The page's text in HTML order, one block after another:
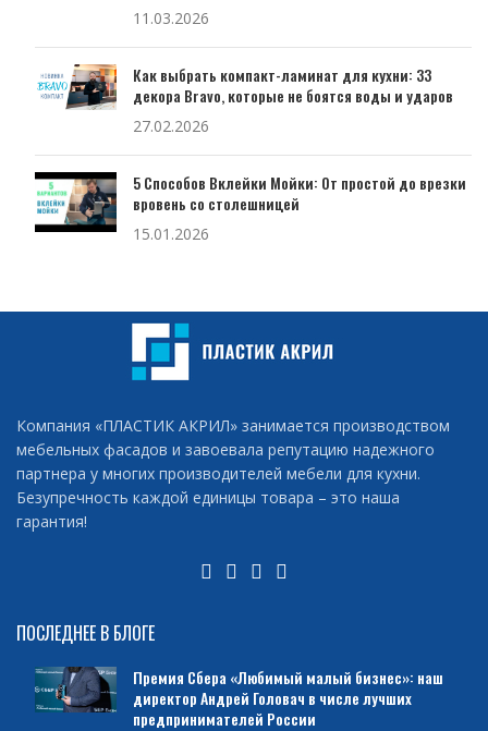
11.03.2026
Как выбрать компакт-ламинат для кухни: 33
декора Bravo, которые не боятся воды и ударов
27.02.2026
5 Способов Вклейки Мойки: От простой до врезки
вровень со столешницей
15.01.2026
Компания «ПЛАСТИК АКРИЛ» занимается производством
мебельных фасадов и завоевала репутацию надежного
партнера у многих производителей мебели для кухни.
Безупречность каждой единицы товара – это наша
гарантия!
ПОСЛЕДНЕЕ В БЛОГЕ
Премия Сбера «Любимый малый бизнес»: наш
директор Андрей Головач в числе лучших
предпринимателей России